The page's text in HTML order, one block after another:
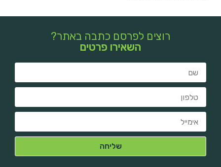
רוצים לפרסם כתבה באתר?
השאירו פרטים